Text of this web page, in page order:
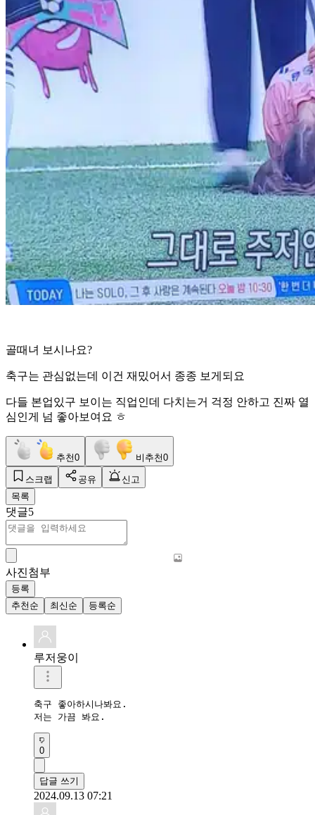
골때녀 보시나요?
축구는 관심없는데 이건 재밌어서 종종 보게되요
다들 본업있구 보이는 직업인데 다치는거 걱정 안하고 진짜 열
심인게 넘 좋아보여요 ㅎ
추천0 비추천0
스크랩 공유
신고
목록
댓글5
사진첨부
등록
추천순
최신순 등록순
루저웅이
축구 좋아하시나봐요.
저는 가끔 봐요.
0
답글 쓰기
2024.09.13 07:21